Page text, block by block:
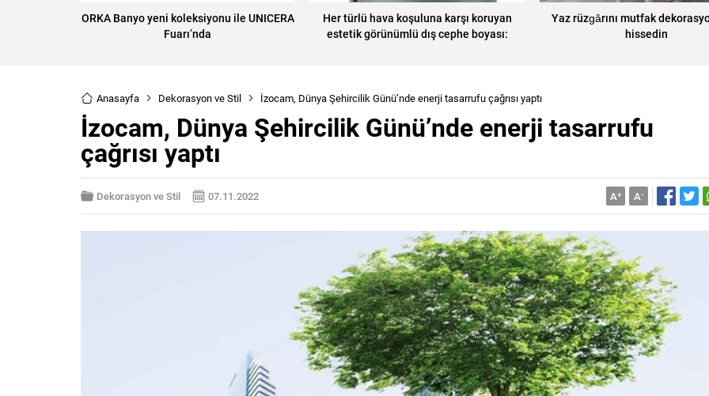
ORKA Banyo yeni koleksiyonu ile UNICERA
Fuarı’nda
Her türlü hava koşuluna karşı koruyan
estetik görünümlü dış cephe boyası:
Yaz rüzgârını mutfak
hissedin
Anasayfa Dekorasyon ve Stil İzocam, Dünya Şehircilik Günü’nde enerji tasarrufu çağrısı yaptı
İzocam, Dünya Şehircilik Günü’nde enerji tasarrufu
çağrısı yaptı
Dekorasyon ve Stil 07.11.2022 A+ A-